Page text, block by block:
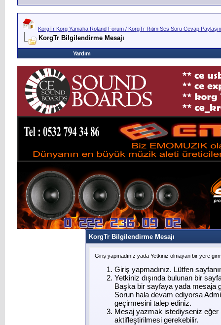
KorgTr Korg Yamaha Roland Forum / KorgTr Ritim Ses Soru Cevap
KorgTr Bilgilendirme Mesajı
Yardım
KorgTr Bilgilendirme Mesajı
Giriş yapmadınız yada Yetkiniz olmayan bir yere
Giriş yapmadınız. Lütfen
Yetkiniz dışında bulunan bir
Başka bir sayfaya yada mesaja
Sorun hala devam ediyorsa
geçirmesini talep ediniz.
Mesaj yazmak istediyseniz eğer
aktifleştirilmesi gerekebilir.